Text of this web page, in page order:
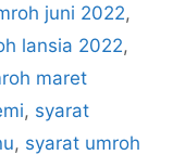
juni 2022,
lansia 2022,
maret
, syarat
, syarat umroh